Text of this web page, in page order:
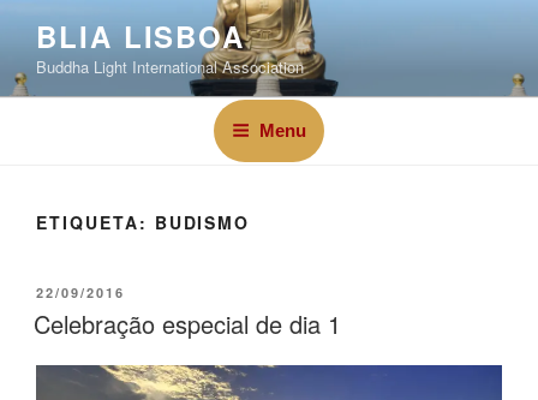
BLIA LISBOA
Buddha Light International Association
Menu
ETIQUETA: BUDISMO
22/09/2016
Celebração especial de dia 1